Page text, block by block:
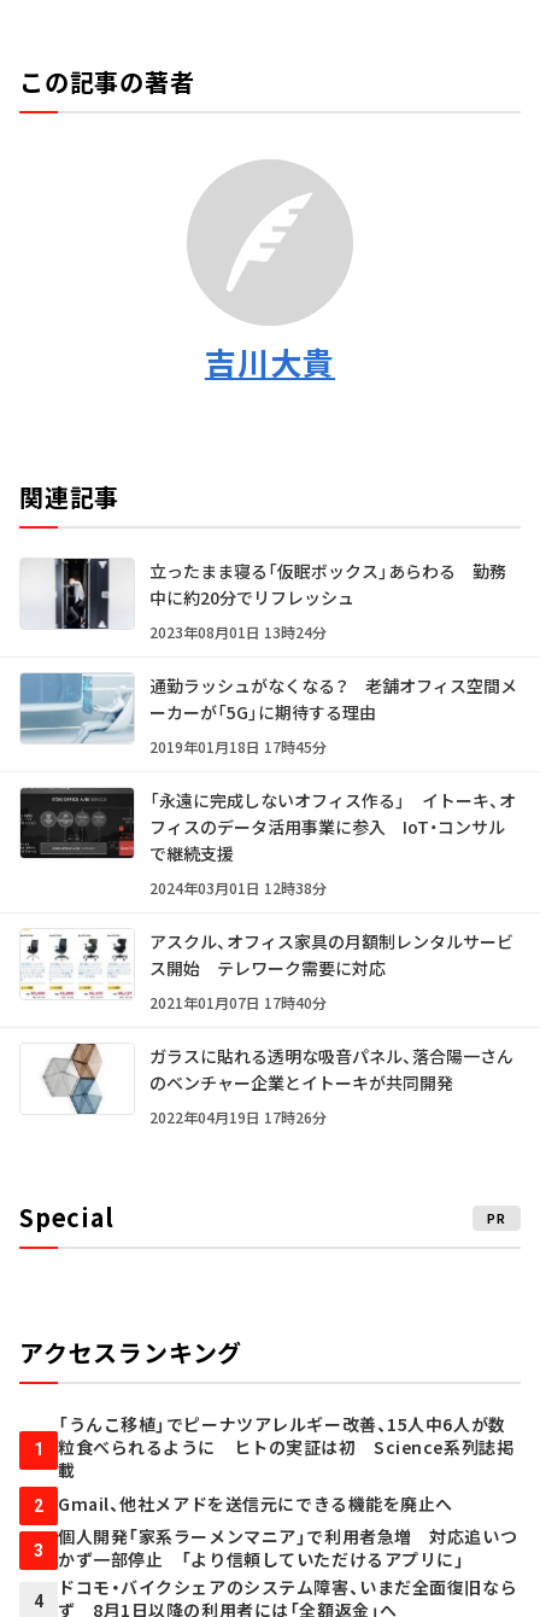
この記事の著者
吉川大貴
関連記事
立ったまま寝る「仮眠ボックス」あらわる 勤務
中に約20分でリフレッシュ
2023年08月01日 13時24分
通勤ラッシュがなくなる？ 老舗オフィス空間メ
ーカーが「5G」に期待する理由
2019年01月18日 17時45分
「永遠に完成しないオフィス作る」 イトーキ、オ
フィスのデータ活用事業に参入 IoT・コンサル
で継続支援
2024年03月01日 12時38分
アスクル、オフィス家具の月額制レンタルサービ
ス開始 テレワーク需要に対応
2021年01月07日 17時40分
ガラスに貼れる透明な吸音パネル、落合陽一さん
のベンチャー企業とイトーキが共同開発
2022年04月19日 17時26分
Special PR
アクセスランキング
1
「うんこ移植」でピーナツアレルギー改善、15人中6人が数
粒食べられるように ヒトの実証は初 Science系列誌掲
載
2 Gmail、他社メアドを送信元にできる機能を廃止へ
3
個人開発「家系ラーメンマニア」で利用者急増 対応追いつ
かず一部停止 「より信頼していただけるアプリに」
4
ドコモ・バイクシェアのシステム障害、いまだ全面復旧なら
ず 8月1日以降の利用者には「全額返金」へ